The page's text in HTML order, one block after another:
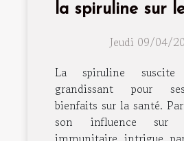
la spiruline sur
Jeudi 09/04/
La spiruline
grandissant pour
bienfaits sur la santé.
son influence sur